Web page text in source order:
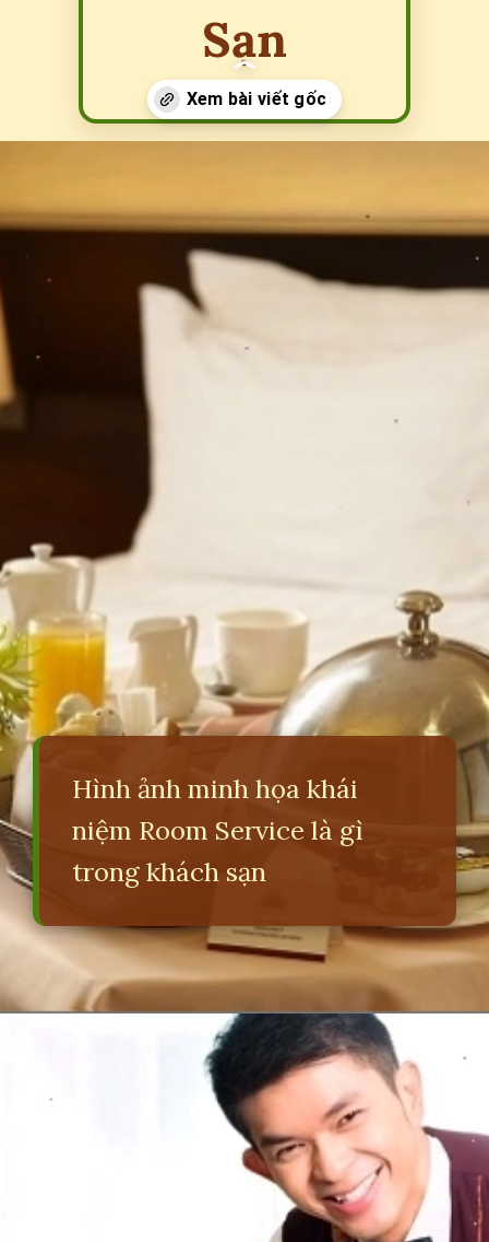
Sạn
Hình ảnh minh họa khái
niệm Room Service là gì
trong khách sạn
https://erci.edu.vn/room-service-la-gi